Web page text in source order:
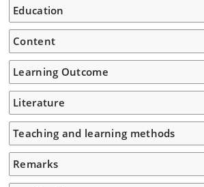
Education
Content
Learning Outcome
Literature
Teaching and learning methods
Remarks